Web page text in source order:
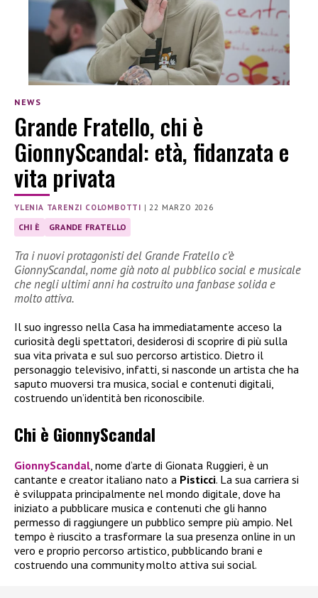
NEWS
Grande Fratello, chi è
GionnyScandal: età, fidanzata e
vita privata
YLENIA TARENZI COLOMBOTTI |22 MARZO 2026
CHI È GRANDE FRATELLO
Tra i nuovi protagonisti del Grande Fratello c’è
GionnyScandal, nome già noto al pubblico social e musicale
che negli ultimi anni ha costruito una fanbase solida e
molto attiva.
Il suo ingresso nella Casa ha immediatamente acceso la
curiosità degli spettatori, desiderosi di scoprire di più sulla
sua vita privata e sul suo percorso artistico. Dietro il
personaggio televisivo, infatti, si nasconde un artista che ha
saputo muoversi tra musica, social e contenuti digitali,
costruendo un’identità ben riconoscibile.
Chi è GionnyScandal
GionnyScandal , nome d’arte di Gionata Ruggieri, è un
cantante e creator italiano nato a Pisticci. La sua carriera si
è sviluppata principalmente nel mondo digitale, dove ha
iniziato a pubblicare musica e contenuti che gli hanno
permesso di raggiungere un pubblico sempre più ampio. Nel
tempo è riuscito a trasformare la sua presenza online in un
vero e proprio percorso artistico, pubblicando brani e
costruendo una community molto attiva sui social.